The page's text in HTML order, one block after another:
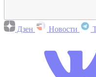
Дзен Новости